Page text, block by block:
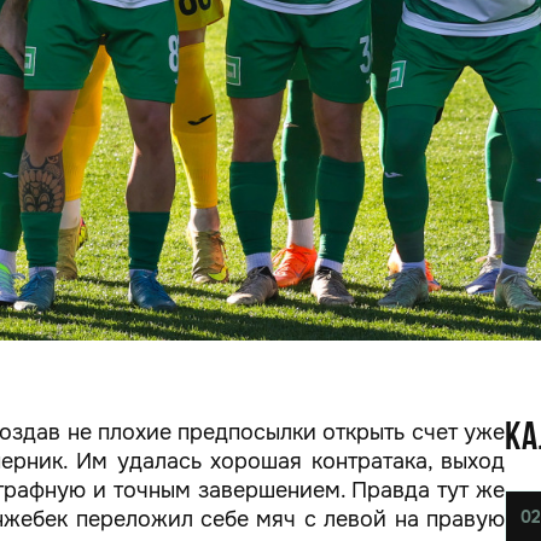
не плохие предпосылки открыть счет уже
Им удалась хорошая контратака, выход
и точным завершением. Правда тут же
переложил себе мяч с левой на правую